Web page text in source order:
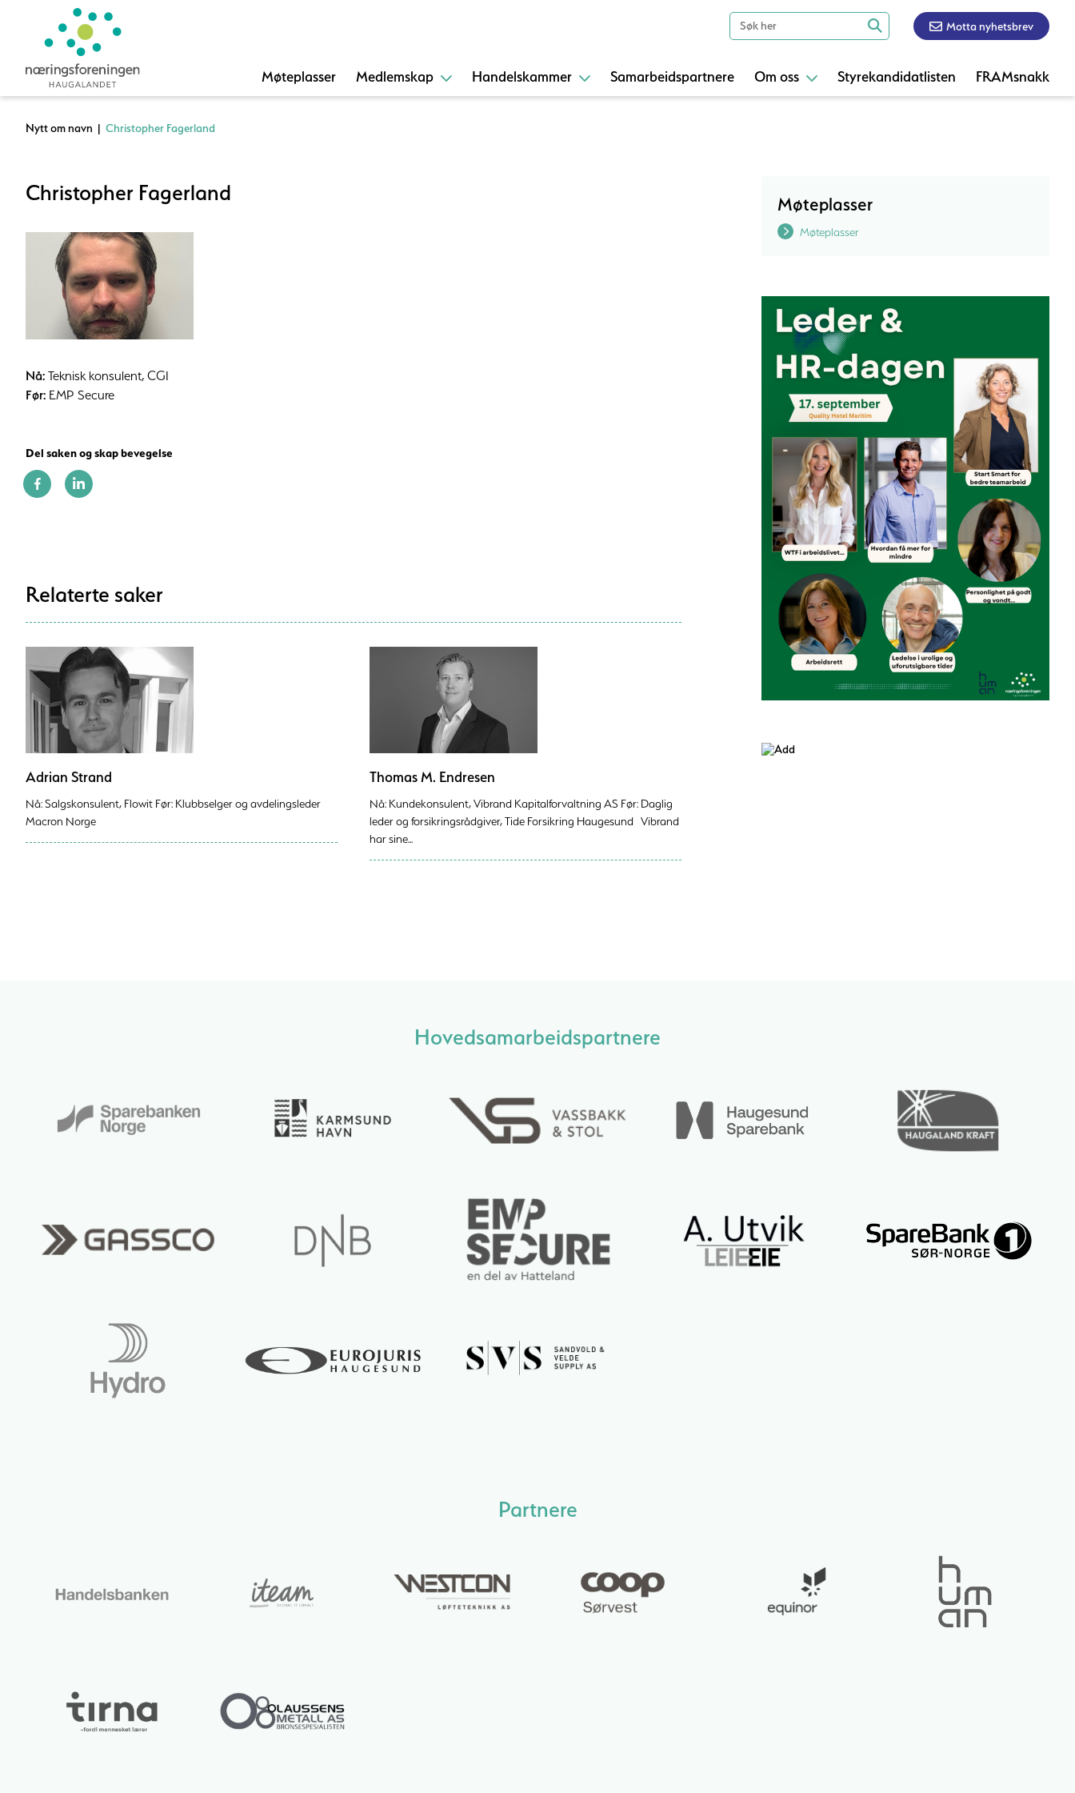
Motta nyhetsbrev
Møteplasser Medlemskap Handelskammer Samarbeidspartnere Om oss Styrekandidatlisten FRAMsnakk
Nytt om navn | Christopher Fagerland
Christopher Fagerland
Nå: Teknisk konsulent, CGI
Før: EMP Secure
Del saken og skap bevegelse
Relaterte saker
Adrian Strand
Nå: Salgskonsulent, Flowit Før: Klubbselger og avdelingsleder
Macron Norge
Thomas M. Endresen
Nå: Kundekonsulent, Vibrand Kapitalforvaltning AS Før: Daglig
leder og forsikringsrådgiver, Tide Forsikring Haugesund Vibrand
har sine...
Møteplasser
Møteplasser
Hovedsamarbeidspartnere
Partnere